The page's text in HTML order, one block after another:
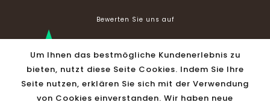
Bewerten Sie uns auf
Shop Informationen
Um Ihnen das bestmögliche Kundenerlebnis zu
bieten, nutzt diese Seite Cookies. Indem Sie Ihre
Seite nutzen, erklären Sie sich mit der Verwendung
von Cookies einverstanden. Wir haben neue